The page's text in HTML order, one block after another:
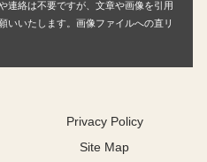
連絡は不要ですが、文章や画像を引用
いいたします。画像ファイルへの直リ
Privacy Policy
Site Map